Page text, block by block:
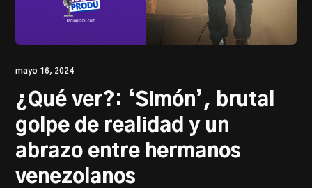
mayo 16, 2024
¿Qué ver?: ‘Simón’, brutal
golpe de realidad y un
abrazo entre hermanos
venezolanos